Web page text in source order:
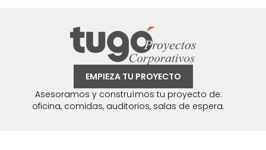
EMPIEZA TU PROYECTO
Asesoramos y construímos tu proyecto de:
oficina, comidas, auditorios, salas de espera.